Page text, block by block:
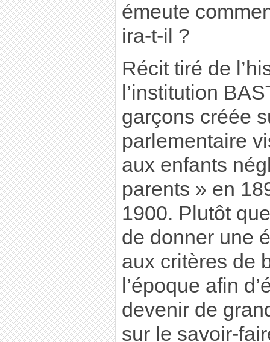
émeute
ira-t-il ?
Récit tiré de
l’institution
garçons créée
parlementaire
aux enfants
parents » en
1900. Plutôt
de donner une
aux critères de
l’époque afin
devenir de
sur le savoir-